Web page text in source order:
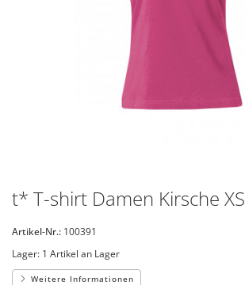
t* T-shirt Damen Kirsche XS
Artikel-Nr.: 100391
Lager: 1 Artikel an Lager
Weitere Informationen